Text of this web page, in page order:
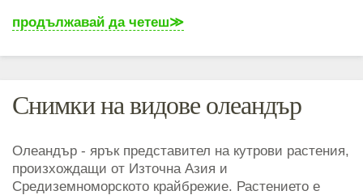
продължавай да четеш
Снимки на видове олеандър
Олеандър - ярък представител на кутрови растения,
произхождащи от Източна Азия и
Средиземноморското крайбрежие. Растението е